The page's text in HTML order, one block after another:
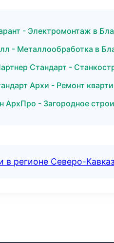
- Электромонтаж в
- Металлообработка в
Стандарт -
Архи - Ремонт
- Загородное
в регионе Северо-